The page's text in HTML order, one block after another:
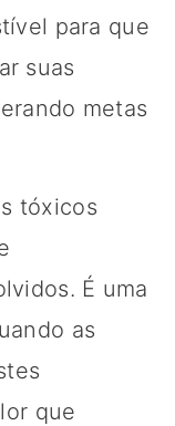
para que
suas
metas
tóxicos
É uma
as
que